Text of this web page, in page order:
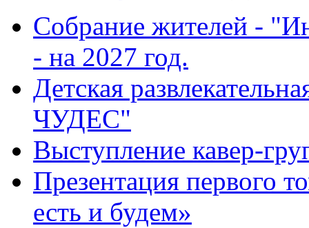
Собрание жителей -
- на 2027 год.
Детская
ЧУДЕС"
Выступление кавер-
Презентация первого
есть и будем»